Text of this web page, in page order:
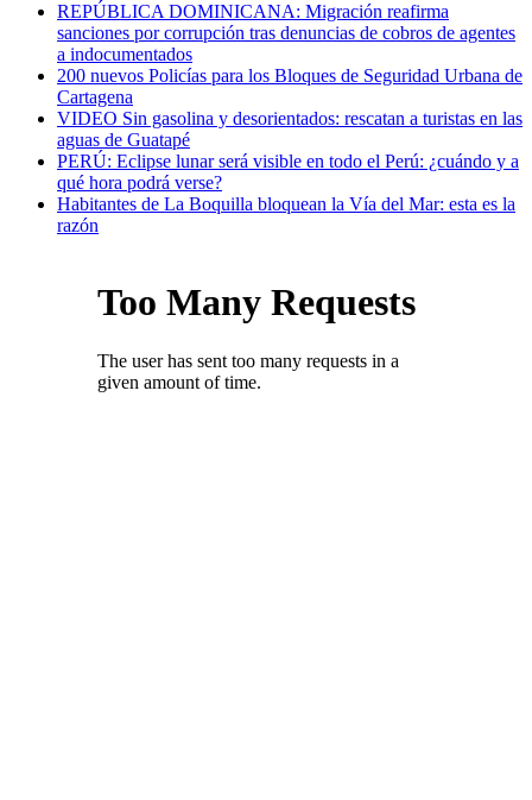
REPÚBLICA DOMINICANA: Migración reafirma
sanciones por corrupción tras denuncias de cobros de agentes
a indocumentados
200 nuevos Policías para los Bloques de Seguridad Urbana de
Cartagena
VIDEO Sin gasolina y desorientados: rescatan a turistas en las
aguas de Guatapé
PERÚ: Eclipse lunar será visible en todo el Perú: ¿cuándo y a
qué hora podrá verse?
Habitantes de La Boquilla bloquean la Vía del Mar: esta es la
razón